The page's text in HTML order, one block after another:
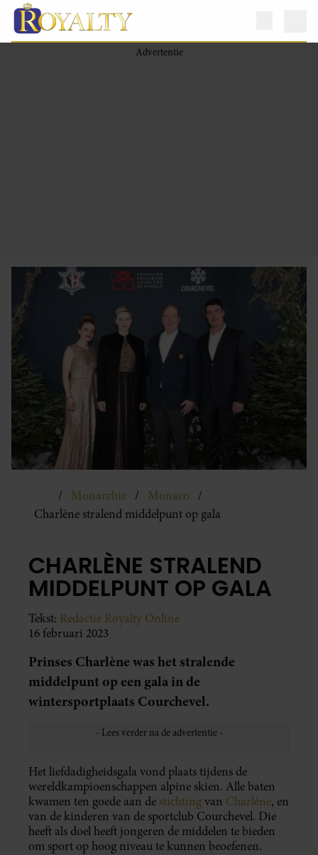
Monarchie
Monaco
Charlène stralend middelpunt op gala
CHARLÈNE STRALEND
MIDDELPUNT OP GALA
Tekst: Redactie Royalty Online
16 februari 2023
Prinses Charlène was het stralende
middelpunt op een gala in de
wintersportplaats Courchevel.
Het liefdadigheidsgala vond plaats tijdens de
wereldkampioenschappen alpine skien. Alle baten
kwamen ten goede aan de stichtingvan Charlène, en
van de kinderen van de sportclub Courchevel. Die
heeft als doel heeft jongeren de middelen te bieden
om sport op hoog niveau te kunnen beoefenen.